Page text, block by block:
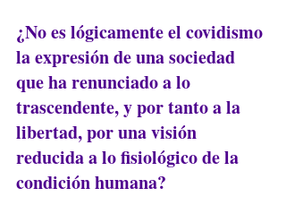
¿No es lógicamente el covidismo
la expresión de una sociedad
que ha renunciado a lo
trascendente, y por tanto a la
libertad, por una visión
reducida a lo fisiológico de la
condición humana?